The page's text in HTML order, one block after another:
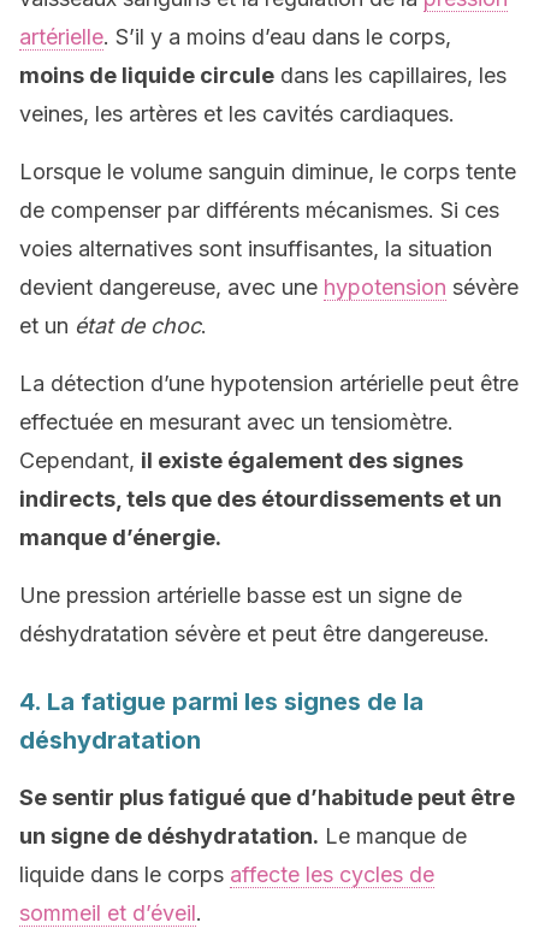
artérielle. S’il y a moins d’eau dans le corps,
moins de liquide circule dans les capillaires, les
veines, les artères et les cavités cardiaques.
Lorsque le volume sanguin diminue, le corps tente
de compenser par différents mécanismes. Si ces
voies alternatives sont insuffisantes, la situation
devient dangereuse, avec une hypotension sévère
et un état de choc.
La détection d’une hypotension artérielle peut être
effectuée en mesurant avec un tensiomètre.
Cependant, il existe également des signes
indirects, tels que des étourdissements et un
manque d’énergie.
Une pression artérielle basse est un signe de
déshydratation sévère et peut être dangereuse.
4. La fatigue parmi les signes de la
déshydratation
Se sentir plus fatigué que d’habitude peut être
un signe de déshydratation. Le manque de
liquide dans le corps affecte les cycles de
sommeil et d’éveil.